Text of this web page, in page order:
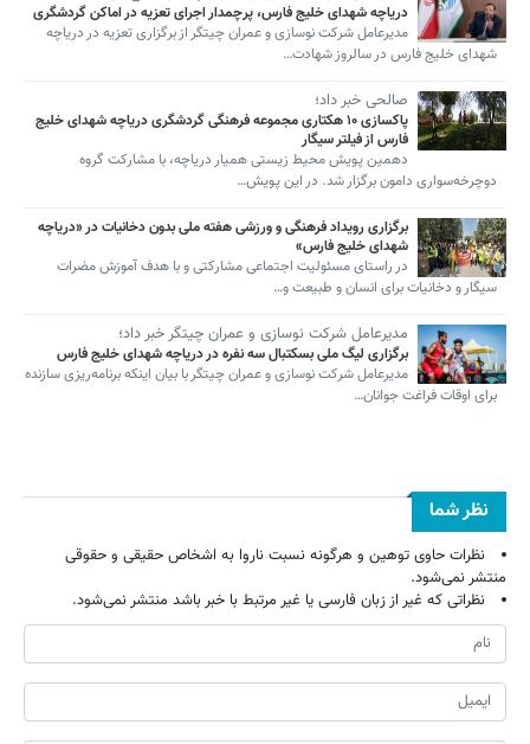
دریاچه شهدای خلیج فارس، پرچمدار اجرای تعزیه در اماکن گردشگری
مدیرعامل شرکت نوسازی و عمران چیتگر از برگزاری تعزیه در دریاچه
شهدای خلیج فارس در سالروز شهادت…
صالحی خبر داد؛
پاکسازی ۱۰ هکتاری مجموعه فرهنگی گردشگری دریاچه شهدای خلیج
فارس از فیلتر سیگار
دهمین پویش محیط زیستی همیار دریاچه، با مشارکت گروه
دوچرخه‌سواری دامون برگزار شد. در این پویش…
برگزاری رویداد فرهنگی و ورزشی هفته ملی بدون دخانیات در «دریاچه
شهدای خلیج فارس»
در راستای مسئولیت اجتماعی مشارکتی و با هدف آموزش مضرات
سیگار و دخانیات برای انسان و طبیعت و…
مدیرعامل شرکت نوسازی و عمران چیتگر خبر داد؛
برگزاری لیگ ملی بسکتبال سه نفره در دریاچه شهدای خلیج فارس
مدیرعامل شرکت نوسازی و عمران چیتگر با بیان اینکه برنامه‌ریزی سازنده
برای اوقات فراغت جوانان…
نظر شما
نظرات حاوی توهین و هرگونه نسبت ناروا به اشخاص حقیقی و حقوقی
منتشر نمی‌شود.
نظراتی که غیر از زبان فارسی یا غیر مرتبط با خبر باشد منتشر نمی‌شود.